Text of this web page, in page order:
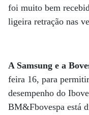
foi muito bem
ligeira retração nas
A Samsung e a
feira 16, para
desempenho do
BM&Fbovespa está